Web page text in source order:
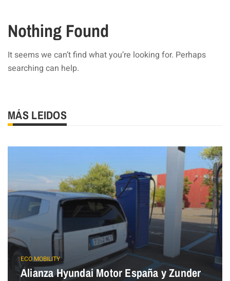
Nothing Found
It seems we can’t find what you’re looking for. Perhaps
searching can help.
MÁS LEIDOS
ECO MOBILITY
Alianza Hyundai Motor España y Zunder